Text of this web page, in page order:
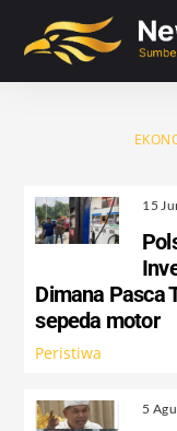
content
15
Dimana Pasca
sepeda motor
Peristiwa
5